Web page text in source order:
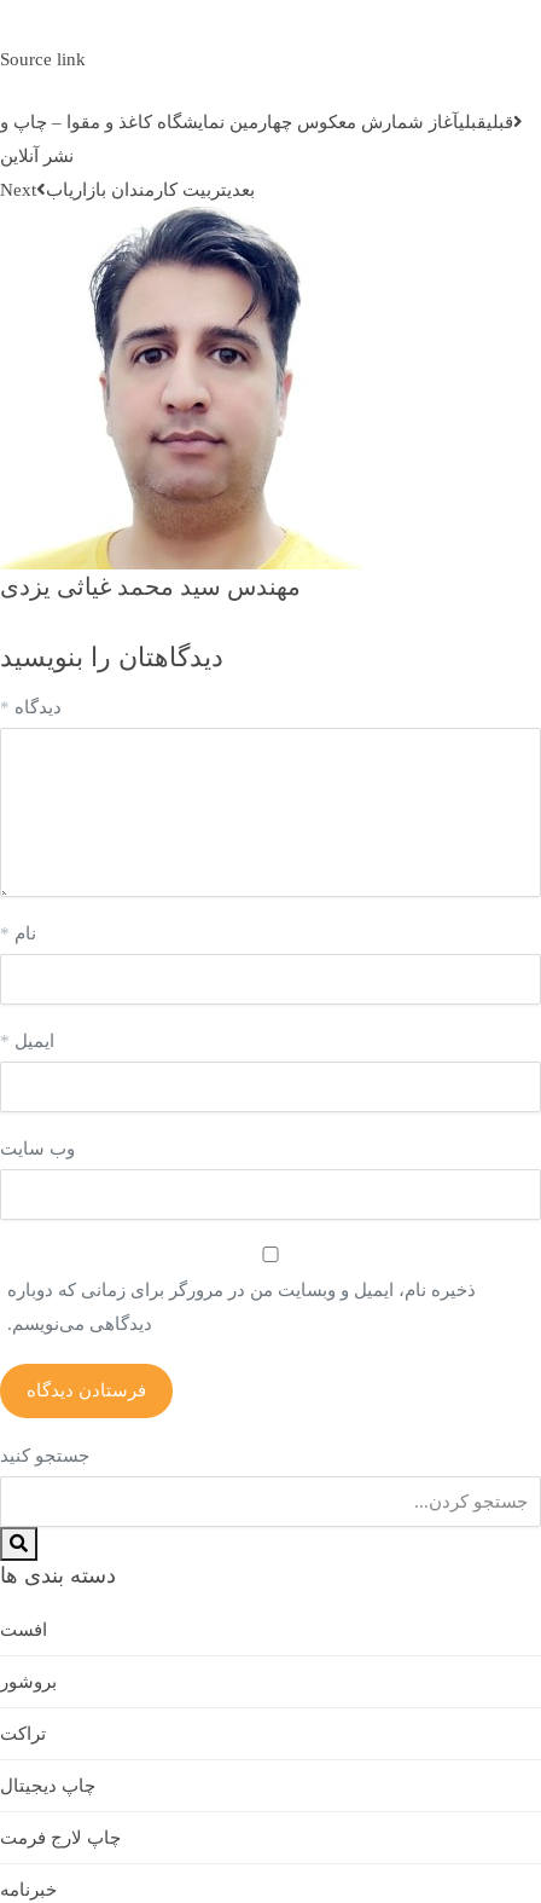
Source link
قبليقبلیآغاز شمارش معکوس چهارمین نمایشگاه کاغذ و مقوا – چاپ و
نشر آنلاین
بعدیتربیت کارمندان بازاریاب
مهندس سید محمد غیاثی یزدی
دیدگاهتان را بنویسید
دیدگاه*
نام*
ایمیل*
وب‌ سایت
ذخیره نام، ایمیل و وبسایت من در مرورگر برای زمانی که دوباره
دیدگاهی می‌نویسم.
جستجو کنید
دسته بندی ها
افست
بروشور
تراکت
چاپ دیجیتال
چاپ لارج فرمت
خبرنامه